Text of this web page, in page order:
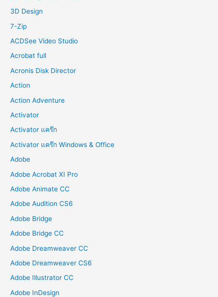
o
3D Design
7-Zip
ACDSee Video Studio
Acrobat full
Acronis Disk Director
Action
Action Adventure
Activator
Activator แคร๊ก
Activator แคร๊ก Windows & Office
Adobe
Adobe Acrobat XI Pro
Adobe Animate CC
Adobe Audition CS6
Adobe Bridge
Adobe Bridge CC
Adobe Dreamweaver CC
Adobe Dreamweaver CS6
Adobe Illustrator CC
Adobe InDesign